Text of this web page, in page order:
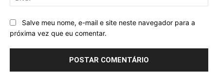
Salve meu nome, e-mail e site neste navegador para a
próxima vez que eu comentar.